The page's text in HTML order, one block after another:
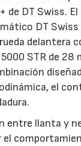
de DT Swiss.
DT Swiss
delantera
STR de 28
el
entre llanta y
el